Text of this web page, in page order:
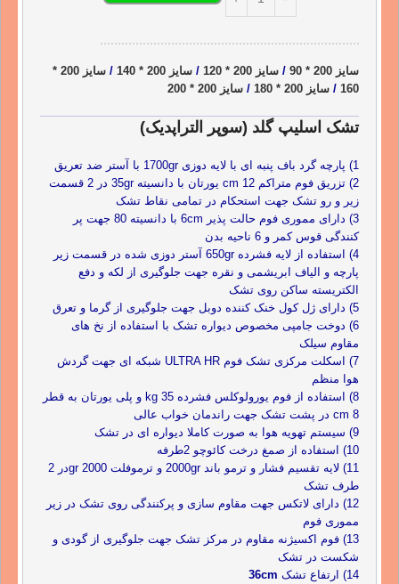
سایز 200 * 90 / سایز 200 * 120 / سایز 200 * 140 /
سایز 200 *
160
/ سایز 200 * 180 / سایز 200 * 200
تشک اسلیپ گلد (سوپر التراپدیک)
1) پارچه گرد باف پنبه ای با لایه دوزی 1700gr با آستر ضد تعریق
2) تزریق فوم متراکم 12 cm یورتان با دانسیته 35gr در 2 قسمت
زیر و رو تشک جهت استحکام در تمامی نقاط تشک
3) دارای مموری فوم حالت پذیر 6cm با دانسیته 80 جهت پر
کنندگی قوس کمر و 6 ناحیه بدن
4) استفاده از لایه فشرده 650gr آستر دوزی شده در قسمت زیر
پارچه و الیاف ابریشمی و نقره جهت جلوگیری از لکه و دفع
الکتریسته ساکن روی تشک
5) دارای ژل کول خنک کننده دوبل جهت جلوگیری از گرما و تعرق
6) دوخت جامپی مخصوص دیواره تشک با استفاده از نخ های
مقاوم سیلک
7) اسکلت مرکزی تشک فوم ULTRA HR شبکه ای جهت گردش
هوا منظم
8) استفاده از فوم یورولوکلس فشرده 35 kg و پلی یورتان به قطر
8 cm در پشت تشک جهت راندمان خواب عالی
9) سیستم تهویه هوا به صورت کاملا دیواره ای در تشک
10) استفاده از صمغ درخت کائوچو 2طرفه
11) لایه تقسیم فشار و ترمو باند 2000gr و ترموفلت 2000 grدر 2
طرف تشک
12) دارای لاتکس جهت مقاوم سازی و پرکنندگی روی تشک در زیر
مموری فوم
13) فوم اکسیژنه مقاوم در مرکز تشک جهت جلوگیری از گودی و
شکست در تشک
14) ارتفاع تشک
36cm